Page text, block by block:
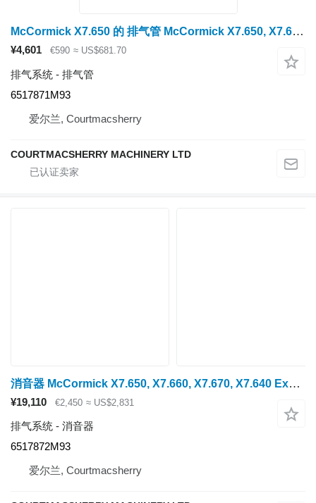
McCormick X7.650 的 排气管 McCormick X7.650, X7.660, X7.670, X7.680 Engine Exhaust Stack Pipe 6517871 6517871M93
¥4,601 €590 ≈ US$681.70
排气系统 - 排气管
6517871M93
爱尔兰, Courtmacsherry
COURTMACSHERRY MACHINERY LTD
消音器 McCormick X7.650, X7.660, X7.670, X7.640 Exhaust Box Silencer 6517872m93 6517872M93
¥19,110 €2,450 ≈ US$2,831
排气系统 - 消音器
6517872M93
爱尔兰, Courtmacsherry